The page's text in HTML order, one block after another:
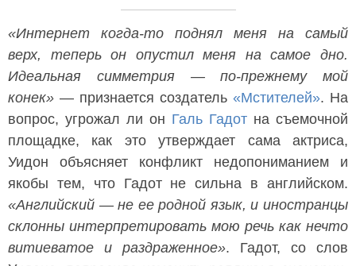
«Интернет когда-то поднял меня на самый
верх, теперь он опустил меня на самое дно.
Идеальная симметрия — по-прежнему мой
конек» — признается создатель «Мстителей». На
вопрос, угрожал ли он Галь Гадот на съемочной
площадке, как это утверждает сама актриса,
Уидон объясняет конфликт недопониманием и
якобы тем, что Гадот не сильна в английском.
«Английский — не ее родной язык, и иностранцы
склонны интерпретировать мою речь как нечто
витиеватое и раздраженное». Гадот, со слов